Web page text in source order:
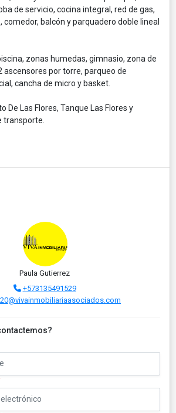
de servicio, cocina integral, red de gas,
comedor, balcón y parquadero doble lineal
zonas humedas, gimnasio, zona de
ascensores por torre, parqueo de
cancha de micro y basket.
De Las Flores, Tanque Las Flores y
transporte.
Paula Gutierrez
+573135491529